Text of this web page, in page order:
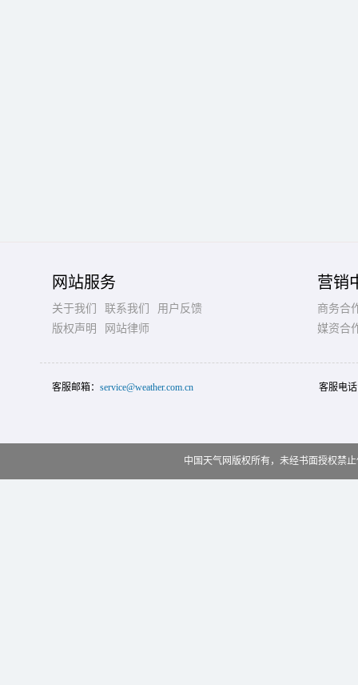
网站服务
关于我们 联系我们
用户反馈
版权声明
网站律师
营销
商务合
媒资合
客服邮箱： service@weather.com.cn 客服电
中国天气网版权所有，未经书面授权